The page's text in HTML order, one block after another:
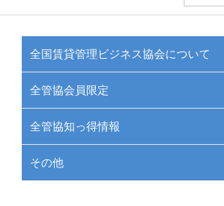
全国賃貸管理ビジネス協会について
全管協会員限定
全管協知っ得情報
その他